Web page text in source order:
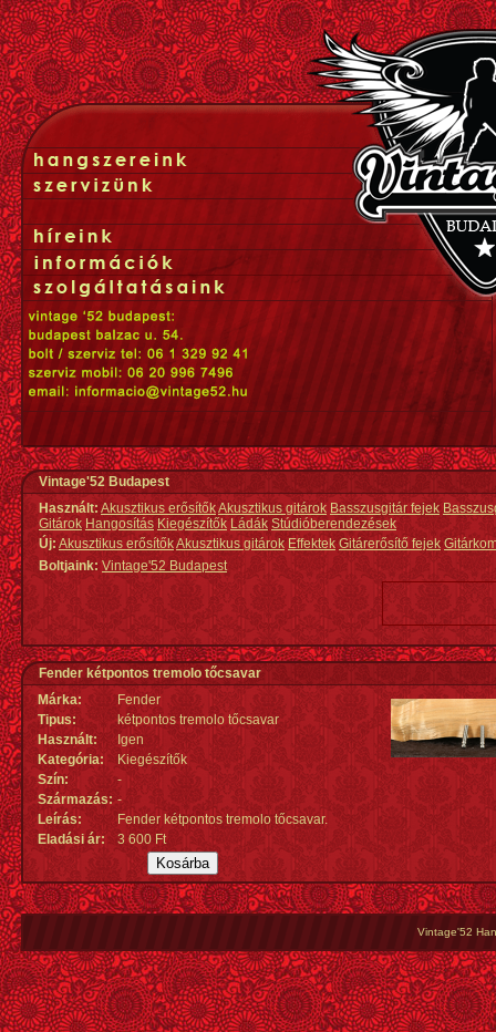
Vintage'52 Budapest
Használt: Akusztikus erősítőkAkusztikus gitárok Basszusgitár fejek
Gitárok Hangosítás Kiegészítők Ládák Stúdióberendezések
Új:Akusztikus erősítőkAkusztikus gitárok Effektek Gitárerősítő fejek
Boltjaink: Vintage'52 Budapest
Fender kétpontos tremolo tőcsavar
Márka:
Fender
Tipus:
kétpontos tremolo tőcsavar
Használt:
Igen
Kategória:
Kiegészítők
Szín:
-
Származás: -
Leírás:
Fender kétpontos tremolo tőcsavar.
Eladási ár:
3 600 Ft
Vintage'52